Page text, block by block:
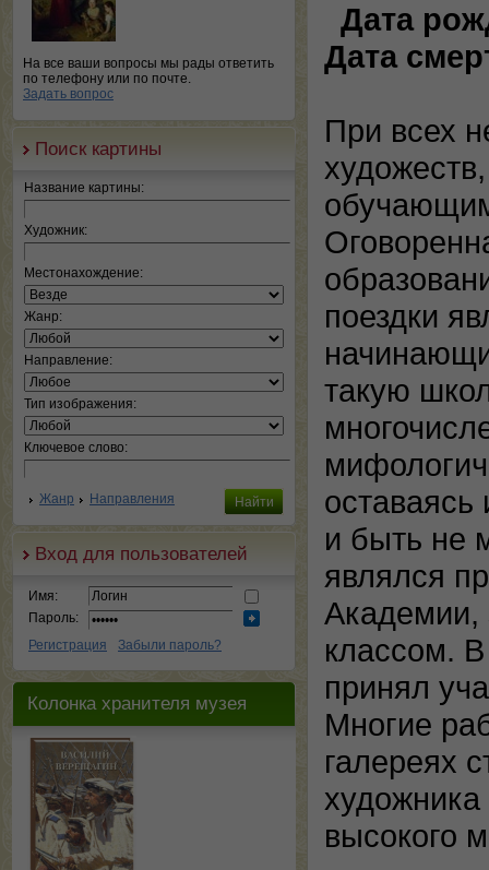
На все ваши вопросы мы рады ответить
по телефону или по почте.
Задать вопрос
Поиск картины
Название картины:
Художник:
Местонахождение:
Жанр:
Направление:
Тип изображения:
Ключевое слово:
Жанр Направления
Вход для пользователей
Имя:
Пароль:
Регистрация
Забыли пароль?
Колонка хранителя музея
Дата
Дата
При всех
поездки
такую
и быть не
являлся
Академии,
классом.
принял
Многие
галереях
высокого